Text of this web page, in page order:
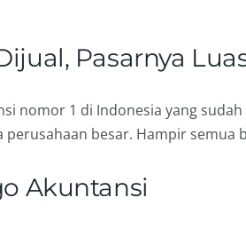
Pasarnya
nomor 1 di Indonesia yang
perusahaan besar. Hampir semua
Akuntansi